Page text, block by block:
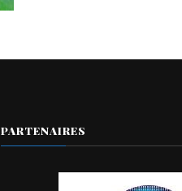
PARTENAIRES